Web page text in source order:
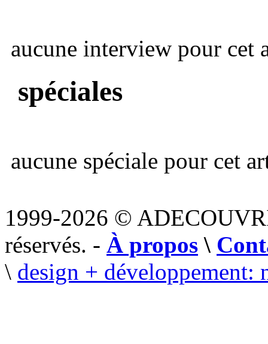
aucune interview pour cet
spéciales
aucune spéciale pour cet
1999-2026 ©
réservés. - À propos \
\ design + développement: